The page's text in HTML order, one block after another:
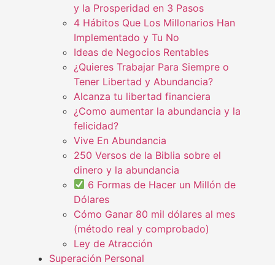
y la Prosperidad en 3 Pasos
4 Hábitos Que Los Millonarios Han
Implementado y Tu No
Ideas de Negocios Rentables
¿Quieres Trabajar Para Siempre o
Tener Libertad y Abundancia?
Alcanza tu libertad financiera
¿Como aumentar la abundancia y la
felicidad?
Vive En Abundancia
250 Versos de la Biblia sobre el
dinero y la abundancia
6 Formas de Hacer un Millón de
Dólares
Cómo Ganar 80 mil dólares al mes
(método real y comprobado)
Ley de Atracción
Superación Personal